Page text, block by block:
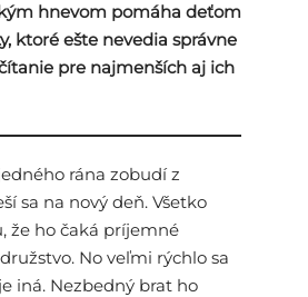
hnevom pomáha deťom
ktoré ešte nevedia správne
pre najmenších aj ich
rána zobudí z
sa na nový deň. Všetko
že ho čaká príjemné
No veľmi rýchlo sa
iná. Nezbedný brat ho